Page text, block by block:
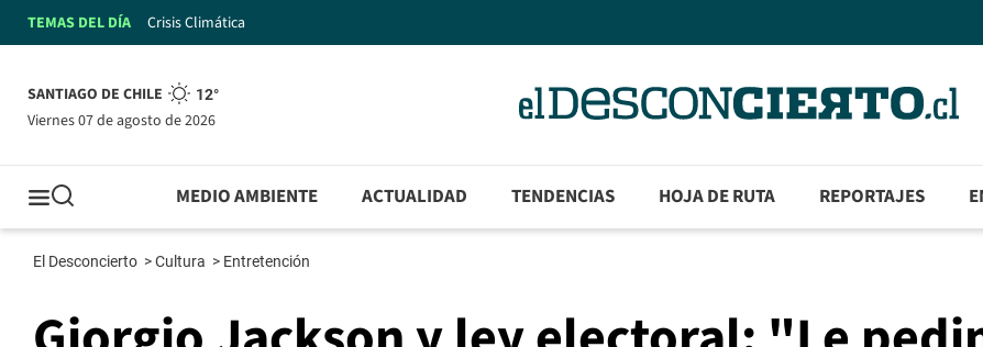
TEMAS DEL DÍA Crisis Climática
SANTIAGO DE CHILE 12°
viernes 07 de agosto de 2026
MEDIO AMBIENTE ACTUALIDAD TENDENCIAS HOJA DE RUTA REPORTAJES
El Desconcierto >Cultura > Entretención